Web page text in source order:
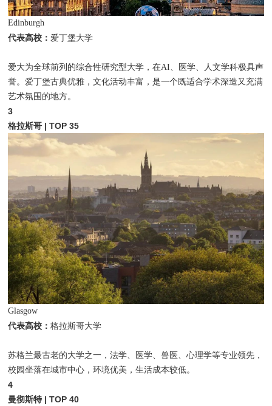
Edinburgh
代表高校：爱丁堡大学
爱大为全球前列的综合性研究型大学，在AI、医学、人文学科极具声
誉。爱丁堡古典优雅，文化活动丰富，是一个既适合学术深造又充满
艺术氛围的地方。
3
格拉斯哥 | TOP 35
Glasgow
代表高校：格拉斯哥大学
苏格兰最古老的大学之一，法学、医学、兽医、心理学等专业领先，
校园坐落在城市中心，环境优美，生活成本较低。
4
曼彻斯特 | TOP 40